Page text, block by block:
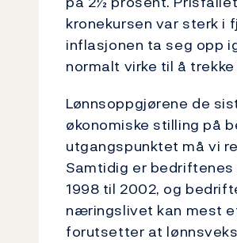
kronekursen var sterk i
inflasjonen ta seg opp
normalt virke til å
Lønnsoppgjørene de
økonomiske stilling på
utgangspunktet må vi
Samtidig er
1998 til 2002, og
næringslivet kan mest
forutsetter at